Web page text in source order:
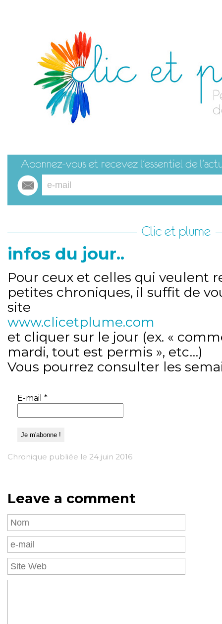
Clic et plume
infos du jour..
Pour ceux et celles qui veulent
petites chroniques, il suffit de
site
www.clicetplume.com
et cliquer sur le jour (ex. «
mardi, tout est permis », etc…)
Vous pourrez consulter les
E-mail *
Chronique publiée le 24 juin 2016
Leave a comment